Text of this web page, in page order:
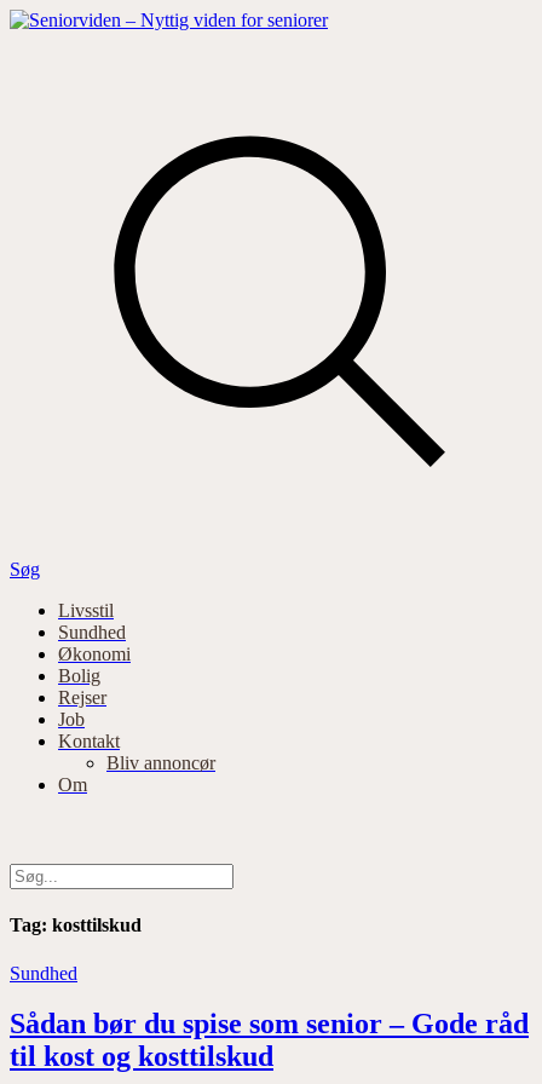
Hop
Søg
Primær
navigation
Livsstil
Sundhed
Økonomi
Bolig
Rejser
Job
Kontakt
Bliv annoncør
Om
Tag: kosttilskud
Sundhed
Sådan bør du spise som senior – Gode råd
til kost og kosttilskud